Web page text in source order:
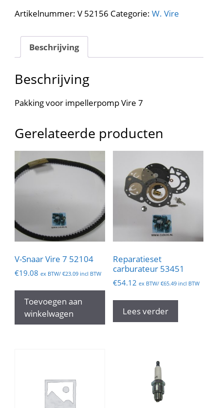
aantal
Artikelnummer: V 52156 Categorie: W. Vire
Beschrijving
Beschrijving
Pakking voor impellerpomp Vire 7
Gerelateerde producten
V-Snaar Vire 7 52104
€19.08 ex BTW/ €23.09 incl BTW
Toevoegen aan
winkelwagen
Reparatieset
carburateur 53451
€54.12 ex BTW/ €65.49incl BTW
Lees verder